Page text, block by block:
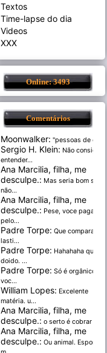
Textos
Time-lapse do dia
Videos
XXX
Online: 3493
Comentários
Moonwalker: "pessoas de cer...
Sergio H. Klein: Não consigo
entender...
Ana Marcilia, filha, me
desculpe.: Mas seria bom se
não...
Ana Marcilia, filha, me
desculpe.: Pese, voce paga
pelo...
Padre Torpe: Que comparação
lasti...
Padre Torpe: Hahahaha que
doido. ...
Padre Torpe: Só é orgânico se
voc...
William Lopes: Excelente
matéria. u...
Ana Marcilia, filha, me
desculpe.: o serto é cobrar pel...
Ana Marcilia, filha, me
desculpe.: Ou animal. Esponja